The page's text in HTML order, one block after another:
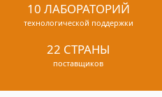
10 ЛАБОРАТОРИЙ
технологической поддержки
22 СТРАНЫ
поставщиков